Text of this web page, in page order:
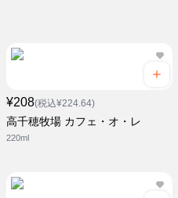
¥208(税込¥224.64)
高千穂牧場 カフェ・オ・レ
220ml